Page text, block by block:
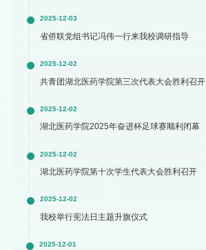
2025-12-03
省侨联党组书记冯伟一行来我校调研指导
2025-12-02
共青团湖北医药学院第三次代表大会胜利召开
2025-12-02
湖北医药学院2025年奋进杯足球赛顺利闭幕
2025-12-02
湖北医药学院第十次学生代表大会胜利召开
2025-12-02
我校举行宪法日主题升旗仪式
2025-12-01